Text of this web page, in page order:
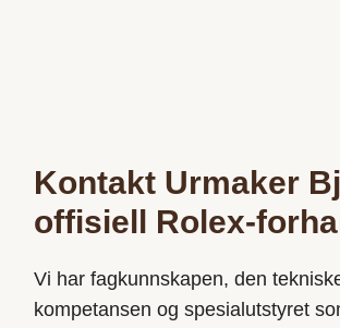
Kontakt Urmaker
offisiell Rolex-
Vi har fagkunnskapen, den
kompetansen og spesialutstyret